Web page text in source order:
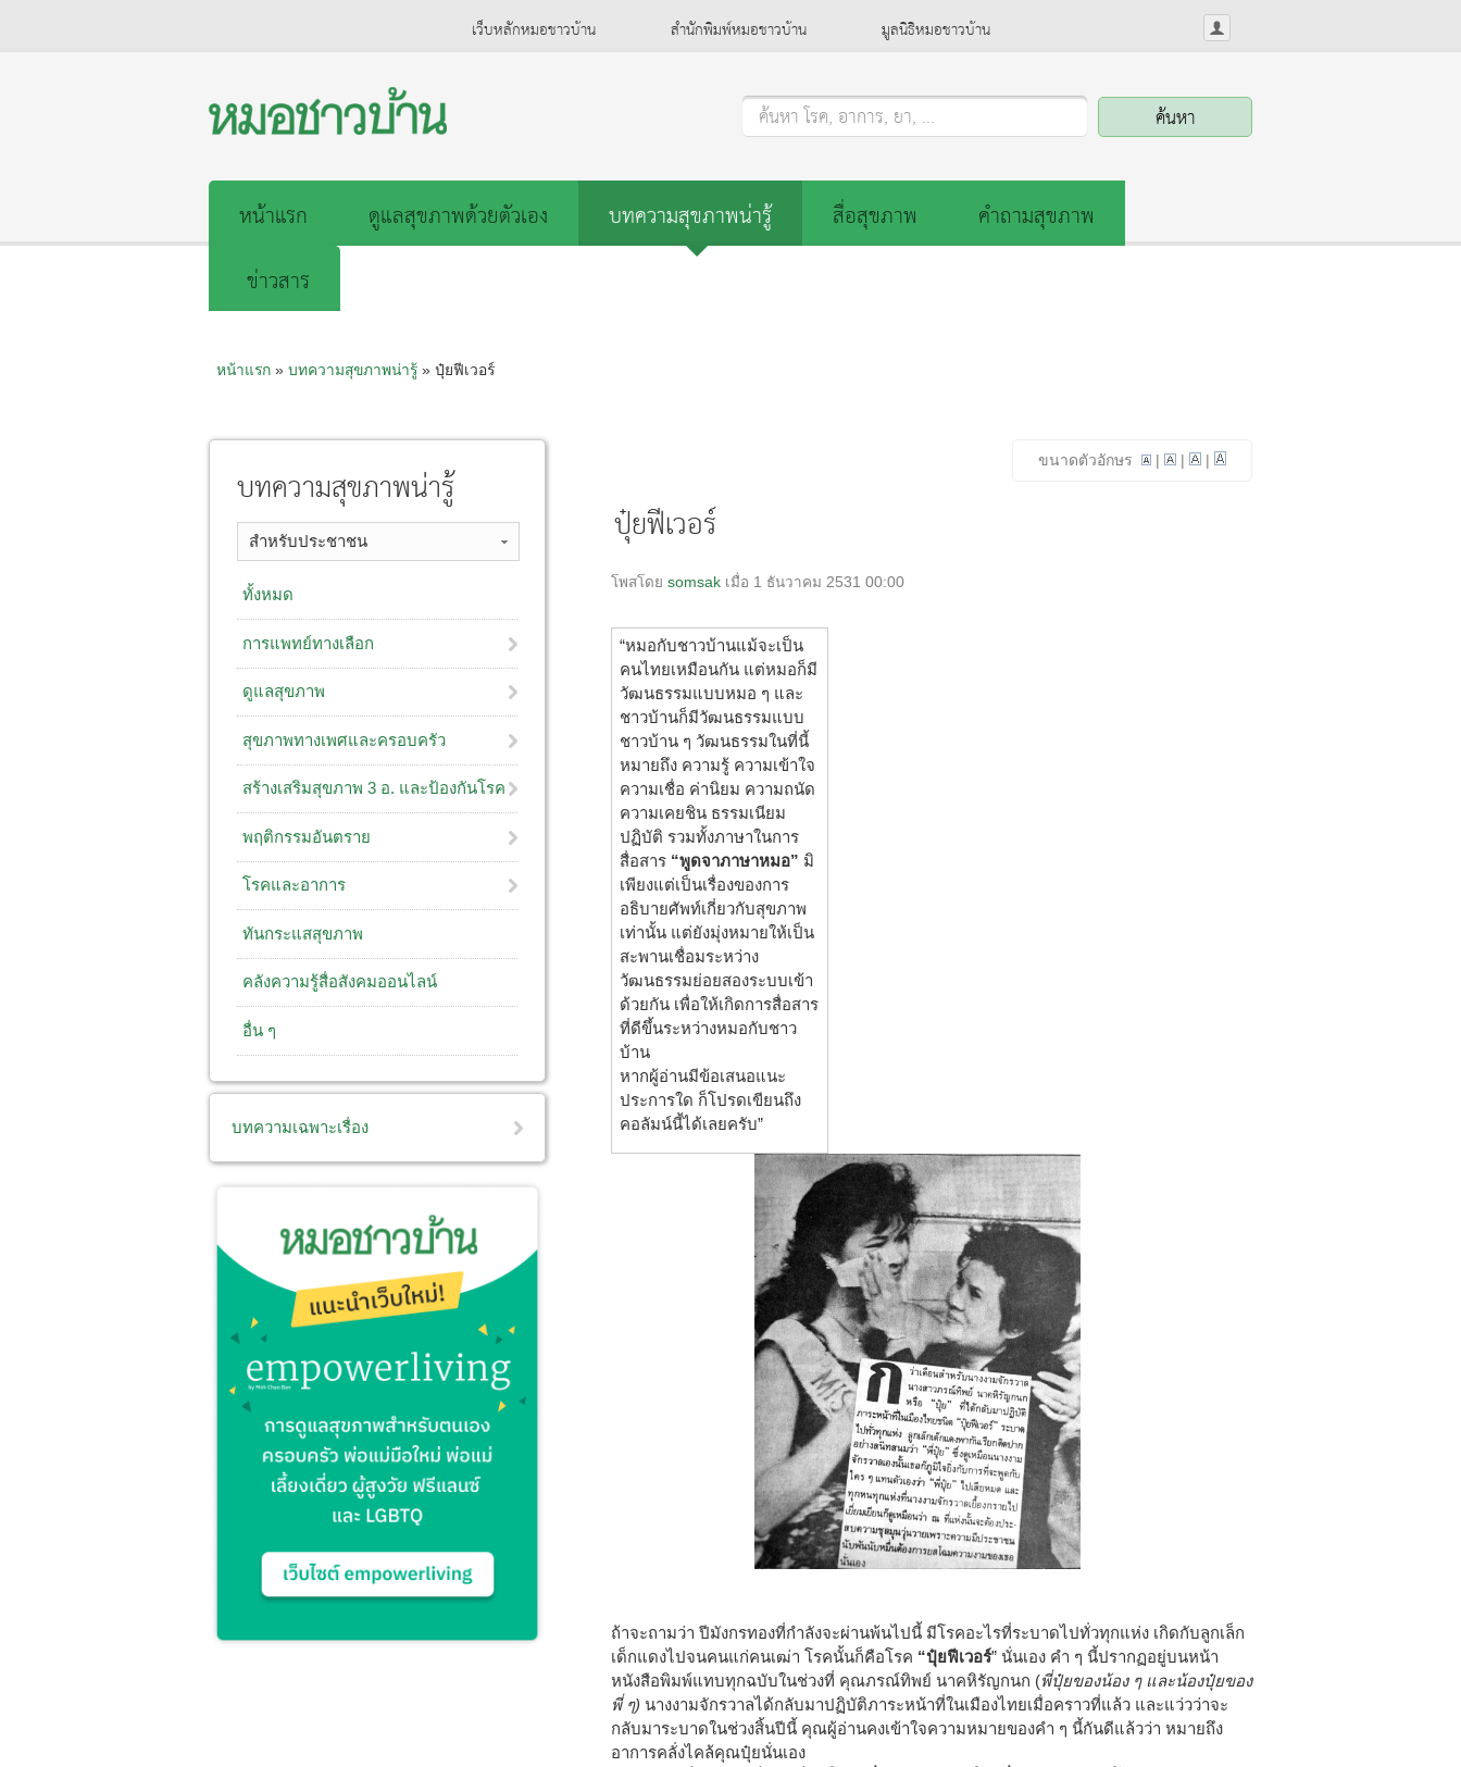
เว็บหลักหมอชาวบ้าน สำนักพิมพ์หมอชาวบ้าน มูลนิธิหมอชาวบ้าน
ค้นหา โรค, อาการ, ยา, ...
หน้าแรก ดูแลสุขภาพด้วยตัวเอง บทความสุขภาพน่ารู้ สื่อสุขภาพ
คำถามสุขภาพ
ข่าวสาร
หน้าแรก» บทความสุขภาพน่ารู้» ปุ๋ยฟีเวอร์
ขนาดตัวอักษร | | |
ปุ๋ยฟีเวอร์
โพสโดย somsak เมื่อ 1 ธันวาคม 2531 00:00
“หมอกับชาวบ้านแม้จะเป็น
คนไทยเหมือนกัน แต่หมอก็มี
วัฒนธรรมแบบหมอ ๆ และ
ชาวบ้านก็มีวัฒนธรรมแบบ
ชาวบ้าน ๆ วัฒนธรรมในที่นี้
หมายถึง ความรู้ ความเข้าใจ
ความเชื่อ ค่านิยม ความถนัด
ความเคยชิน ธรรมเนียม
ปฏิบัติ รวมทั้งภาษาในการ
สื่อสาร “พูดจาภาษาหมอ” มิ
เพียงแต่เป็นเรื่องของการ
อธิบายศัพท์เกี่ยวกับสุขภาพ
เท่านั้น แต่ยังมุ่งหมายให้เป็น
สะพานเชื่อมระหว่าง
วัฒนธรรมย่อยสองระบบเข้า
ด้วยกัน เพื่อให้เกิดการสื่อสาร
ที่ดีขึ้นระหว่างหมอกับชาว
บ้าน
หากผู้อ่านมีข้อเสนอแนะ
ประการใด ก็โปรดเขียนถึง
คอลัมน์นี้ได้เลยครับ”
ถ้าจะถามว่า ปีมังกรทองที่กำลังจะผ่านพ้นไปนี้ มีโรคอะไรที่ระบาดไปทั่วทุกแห่ง เกิดกับลูกเล็ก
เด็กแดงไปจนคนแก่คนเฒ่า โรคนั้นก็คือโรค “ปุ๋ยฟีเวอร์” นั่นเอง คำ ๆ นี้ปรากฏอยู่บนหน้า
หนังสือพิมพ์แทบทุกฉบับในช่วงที่ คุณภรณ์ทิพย์ นาคหิรัญกนก (พี่ปุ๋ยของน้อง ๆ และน้องปุ๋ยของ
พี่ ๆ) นางงามจักรวาลได้กลับมาปฏิบัติภาระหน้าที่ในเมืองไทยเมื่อคราวที่แล้ว และแว่วว่าจะ
กลับมาระบาดในช่วงสิ้นปีนี้ คุณผู้อ่านคงเข้าใจความหมายของคำ ๆ นี้กันดีแล้วว่า หมายถึง
อาการคลั่งไคล้คุณปุ๋ยนั่นเอง
บทความสุขภาพน่ารู้
สำหรับประชาชน
ทั้งหมด
การแพทย์ทางเลือก
ดูแลสุขภาพ
สุขภาพทางเพศและครอบครัว
สร้างเสริมสุขภาพ 3 อ. ​และป้องกันโรค
พฤติกรรมอันตราย
โรคและอาการ
ทันกระแสสุขภาพ
คลังความรู้สื่อสังคมออนไลน์
อื่น ๆ
บทความเฉพาะเรื่อง